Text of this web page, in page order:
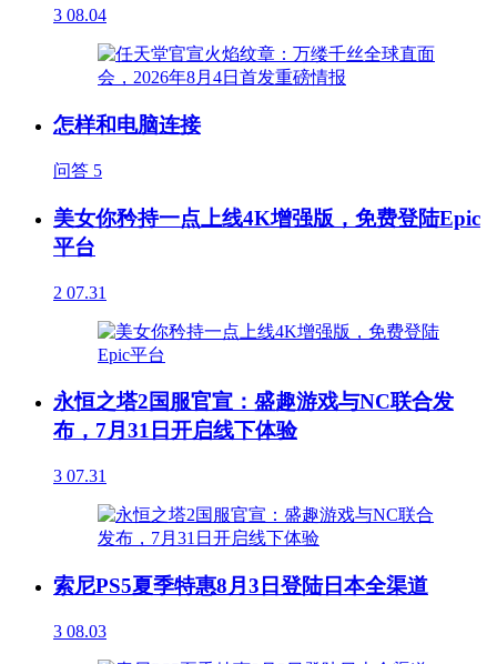
3 08.04
怎样和电脑连接
问答 5
美女你矜持一点上线4K增强版，免费登陆Epic
平台
2 07.31
永恒之塔2国服官宣：盛趣游戏与NC联合发
布，7月31日开启线下体验
3 07.31
索尼PS5夏季特惠8月3日登陆日本全渠道
3 08.03